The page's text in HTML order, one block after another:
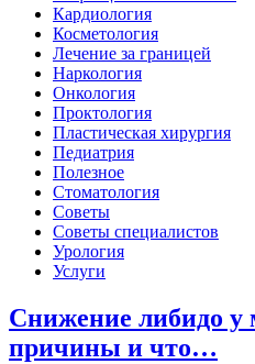
Кардиология
Косметология
Лечение за границей
Наркология
Онкология
Проктология
Пластическая хирургия
Педиатрия
Полезное
Стоматология
Советы
Советы специалистов
Урология
Услуги
Снижение либидо
причины и что…